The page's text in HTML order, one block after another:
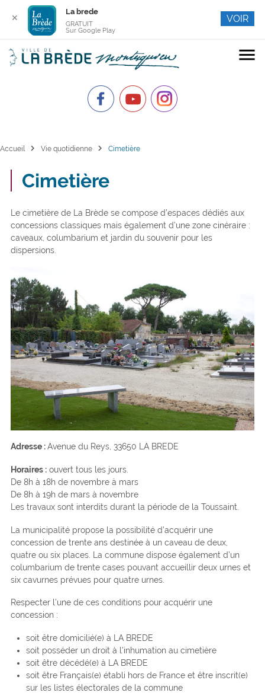
menu
Accueil chevron_right Vie quotidienne chevron_right Cimetière
Cimetière
Le cimetière de La Brède se compose d’espaces dédiés aux
concessions classiques mais également d’une zone cinéraire :
caveaux, columbarium et jardin du souvenir pour les
dispersions.
Adresse :Avenue du Reys, 33650 LA BREDE
Horaires :ouvert tous les jours.
De 8h à 18h de novembre à mars
De 8h à 19h de mars à novembre
Les travaux sont interdits durant la période de la Toussaint.
La municipalité propose la possibilité d’acquérir une
concession de trente ans destinée à un caveau de deux,
quatre ou six places. La commune dispose également d’un
columbarium de trente cases pouvant accueillir deux urnes et
six cavurnes prévues pour quatre urnes.
Respecter l’une de ces conditions pour acquérir une
concession :
soit être domicilié(e) à LA BREDE
soit posséder un droit à l’inhumation au cimetière
soit être décédé(e) à LA BREDE
soit être Français(e) établi hors de France et être inscrit(e)
sur les listes électorales de la commune
✕
La brede
GRATUIT
Sur Google Play
VOIR